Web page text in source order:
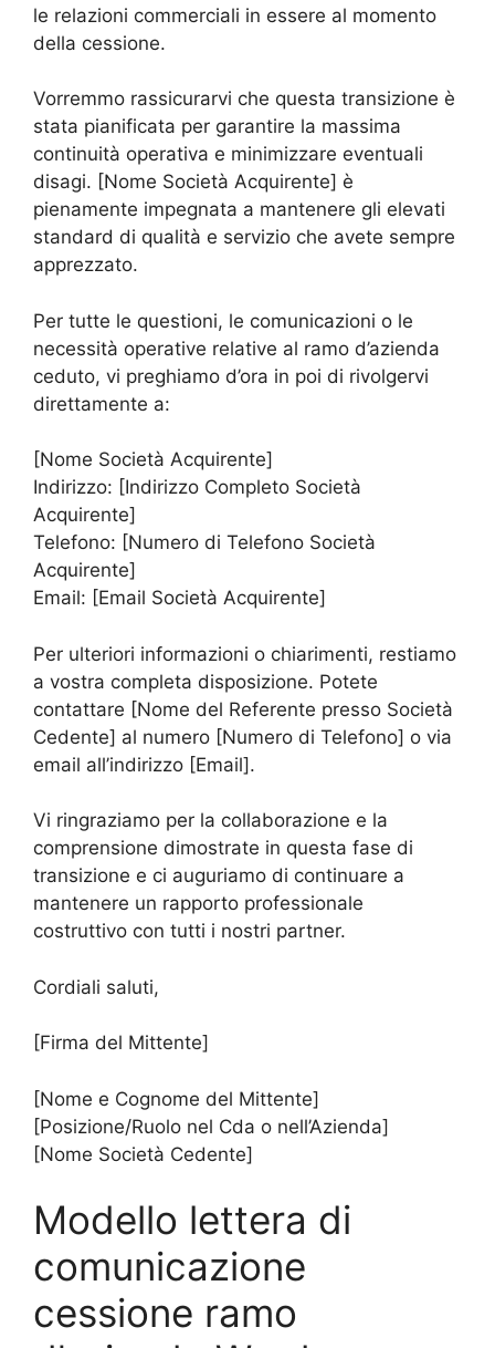
le relazioni commerciali in essere al momento
della cessione.
Vorremmo rassicurarvi che questa transizione è
stata pianificata per garantire la massima
continuità operativa e minimizzare eventuali
disagi. [Nome Società Acquirente] è
pienamente impegnata a mantenere gli elevati
standard di qualità e servizio che avete sempre
apprezzato.
Per tutte le questioni, le comunicazioni o le
necessità operative relative al ramo d’azienda
ceduto, vi preghiamo d’ora in poi di rivolgervi
direttamente a:
[Nome Società Acquirente]
Indirizzo: [Indirizzo Completo Società
Acquirente]
Telefono: [Numero di Telefono Società
Acquirente]
Email: [Email Società Acquirente]
Per ulteriori informazioni o chiarimenti, restiamo
a vostra completa disposizione. Potete
contattare [Nome del Referente presso Società
Cedente] al numero [Numero di Telefono] o via
email all’indirizzo [Email].
Vi ringraziamo per la collaborazione e la
comprensione dimostrate in questa fase di
transizione e ci auguriamo di continuare a
mantenere un rapporto professionale
costruttivo con tutti i nostri partner.
Cordiali saluti,
[Firma del Mittente]
[Nome e Cognome del Mittente]
[Posizione/Ruolo nel Cda o nell’Azienda]
[Nome Società Cedente]
Modello lettera di
comunicazione
cessione ramo